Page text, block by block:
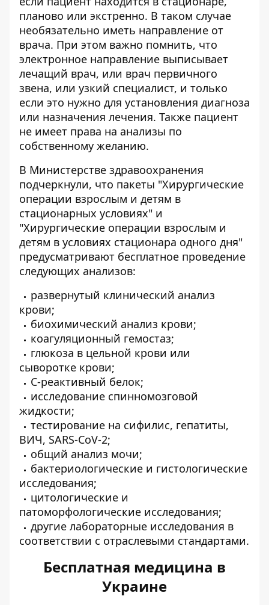
планово или экстренно. В таком случае
необязательно иметь направление от
врача. При этом важно помнить, что
электронное направление выписывает
лечащий врач, или врач первичного
звена, или узкий специалист, и только
если это нужно для установления диагноза
или назначения лечения. Также пациент
не имеет права на анализы по
собственному желанию.
В Министерстве здравоохранения
подчеркнули, что пакеты "Хирургические
операции взрослым и детям в
стационарных условиях" и
"Хирургические операции взрослым и
детям в условиях стационара одного дня"
предусматривают бесплатное проведение
следующих анализов:
развернутый клинический анализ
крови;
биохимический анализ крови;
коагуляционный гемостаз;
глюкоза в цельной крови или
сыворотке крови;
С-реактивный белок;
исследование спинномозговой
жидкости;
тестирование на сифилис, гепатиты,
ВИЧ, SARS-CoV-2;
общий анализ мочи;
бактериологические и гистологические
исследования;
цитологические и
патоморфологические исследования;
другие лабораторные исследования в
соответствии с отраслевыми стандартами.
Бесплатная медицина в
Украине